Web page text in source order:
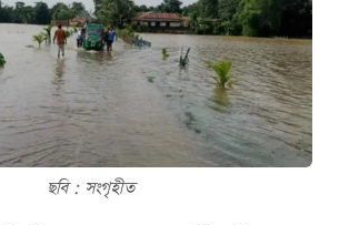
ছবি : সংগৃহীত